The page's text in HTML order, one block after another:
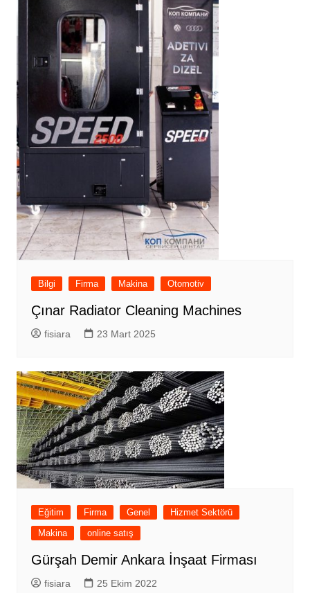
Bilgi Firma Makina Otomotiv
Çınar Radiator Cleaning Machines
fisiara 23 Mart 2025
Eğitim Firma Genel
Hizmet Sektörü
Makina
online satış
Gürşah Demir Ankara İnşaat Firması
fisiara 25 Ekim 2022